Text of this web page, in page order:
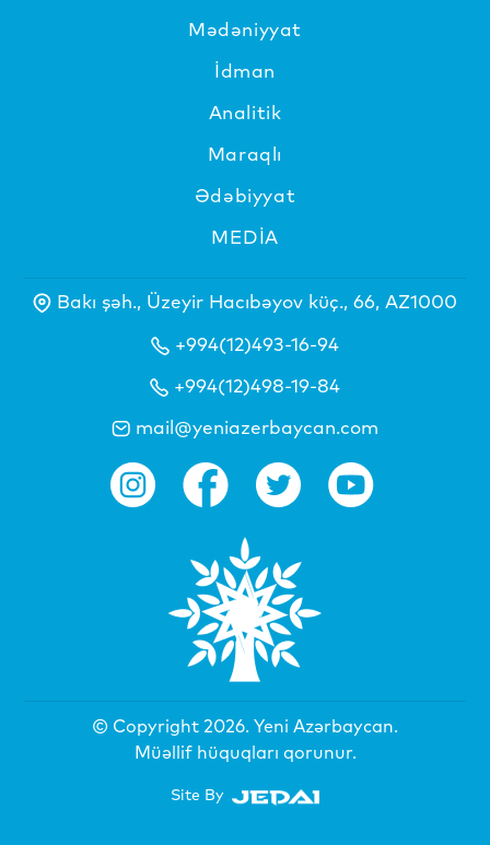
Mədəniyyat
İdman
Analitik
Maraqlı
Ədəbiyyat
MEDİA
Bakı şəh., Üzeyir Hacıbəyov küç., 66, AZ1000
+994(12)493-16-94
+994(12)498-19-84
mail@yeniazerbaycan.com
© Copyright 2026. Yeni Azərbaycan.
Müəllif hüquqları qorunur.
Site By